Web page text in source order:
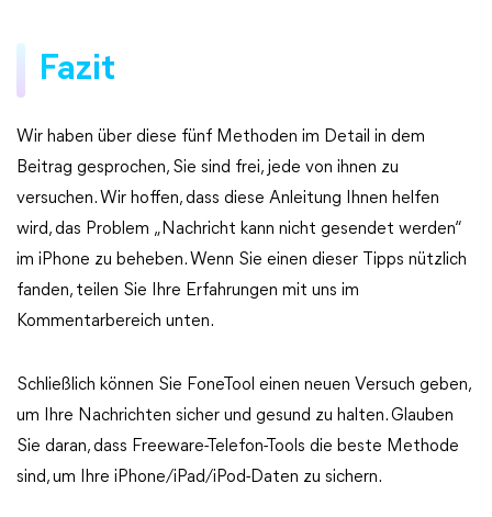
Fazit
Wir haben über diese fünf Methoden im Detail in dem
Beitrag gesprochen, Sie sind frei, jede von ihnen zu
versuchen. Wir hoffen, dass diese Anleitung Ihnen helfen
wird, das Problem „Nachricht kann nicht gesendet werden“
im iPhone zu beheben. Wenn Sie einen dieser Tipps nützlich
fanden, teilen Sie Ihre Erfahrungen mit uns im
Kommentarbereich unten.
Schließlich können Sie FoneTool einen neuen Versuch geben,
um Ihre Nachrichten sicher und gesund zu halten. Glauben
Sie daran, dass Freeware-Telefon-Tools die beste Methode
sind, um Ihre iPhone/iPad/iPod-Daten zu sichern.